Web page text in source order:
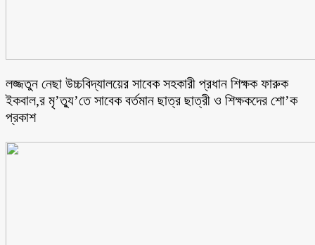
লজ্জতুন নেছা উচ্চবিদ্যালয়ের সাবেক সহকারী প্রধান শিক্ষক ফারুক
ইকবাল,র মৃ’ত্যু’তে সাবেক বর্তমান ছাত্র ছাত্রী ও শিক্ষকদের শো’ক
প্রকাশ